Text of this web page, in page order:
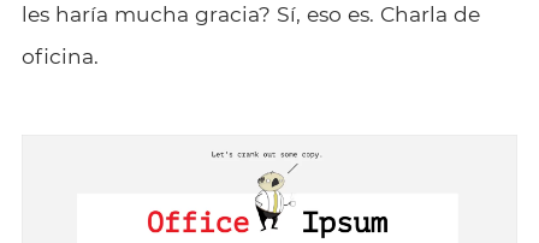
les haría mucha gracia? Sí, eso es. Charla de
oficina.